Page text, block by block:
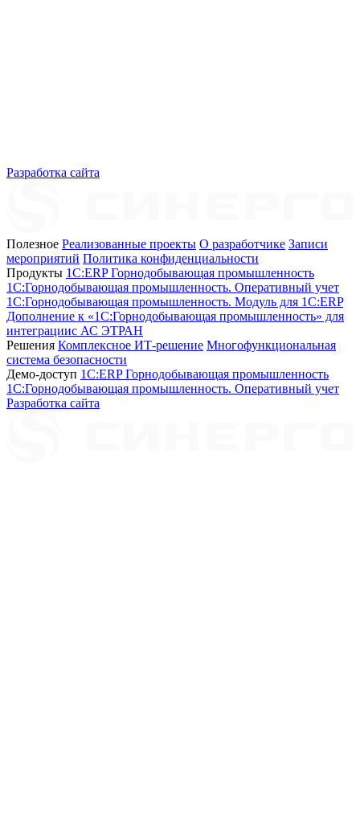
Разработка сайта
Полезное Реализованные проекты О разработчике Записи
мероприятий Политика конфиденциальности
Продукты 1C:ERP Горнодобывающая промышленность
1C:Горнодобывающая промышленность. Оперативный учет
1C:Горнодобывающая промышленность. Модуль для 1С:ERP
Дополнение к «1С:Горнодобывающая промышленность» для
интеграциис АС ЭТРАН
Решения Комплексное ИТ-решение Многофункциональная
система безопасности
Демо-доступ 1С:ERP Горнодобывающая промышленность
1С:Горнодобывающая промышленность. Оперативный учет
Разработка сайта